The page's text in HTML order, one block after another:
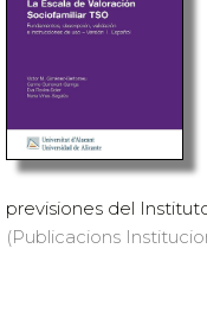
previsiones del
(Publicacions